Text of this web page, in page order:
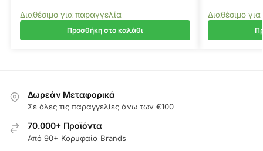
Διαθέσιμο για παραγγελία
Προσθήκη στο καλάθι
Διαθέσιμο
Δωρεάν Μεταφορικά
Σε όλες τις παραγγελίες άνω των €100
70.000+ Προϊόντα
Από 90+ Κορυφαία Brands